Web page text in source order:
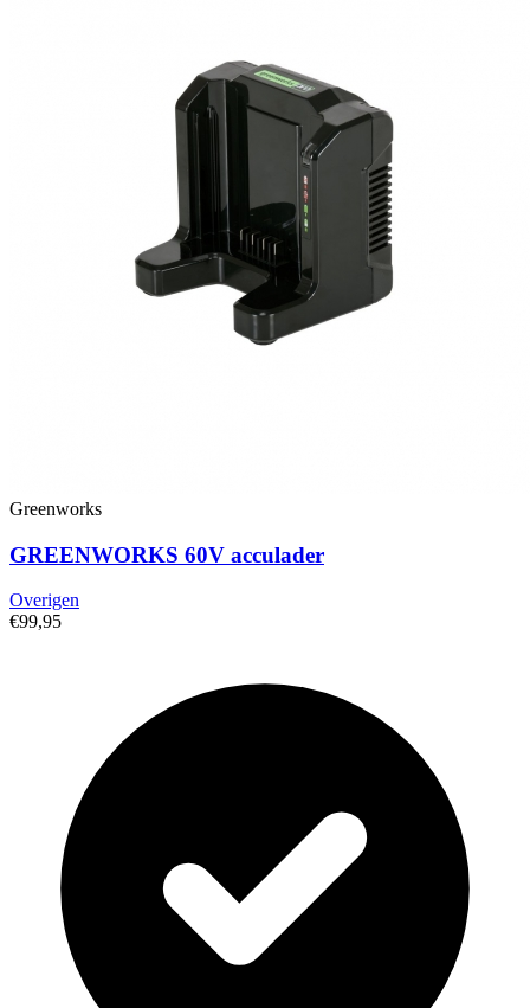
Greenworks
GREENWORKS 60V acculader
Overigen
€99,95